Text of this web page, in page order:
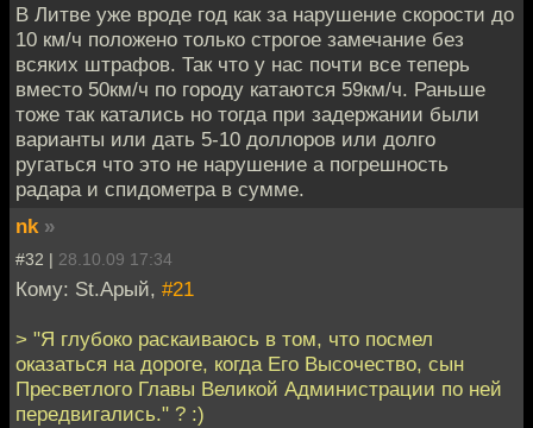
В Литве уже вроде год как за нарушение скорости до
10 км/ч положено только строгое замечание без
всяких штрафов. Так что у нас почти все теперь
вместо 50км/ч по городу катаются 59км/ч. Раньше
тоже так катались но тогда при задержании были
варианты или дать 5-10 доллоров или долго
ругаться что это не нарушение а погрешность
радара и спидометра в сумме.
nk »
#32 | 28.10.09 17:34
Кому: St.Арый, #21
> "Я глубоко раскаиваюсь в том, что посмел
оказаться на дороге, когда Его Высочество, сын
Пресветлого Главы Великой Администрации по ней
передвигались." ? :)